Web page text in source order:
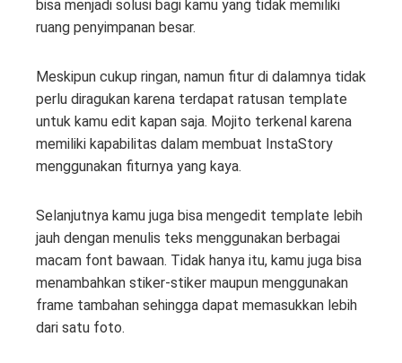
bisa menjadi solusi bagi kamu yang tidak memiliki
ruang penyimpanan besar.
Meskipun cukup ringan, namun fitur di dalamnya tidak
perlu diragukan karena terdapat ratusan template
untuk kamu edit kapan saja. Mojito terkenal karena
memiliki kapabilitas dalam membuat InstaStory
menggunakan fiturnya yang kaya.
Selanjutnya kamu juga bisa mengedit template lebih
jauh dengan menulis teks menggunakan berbagai
macam font bawaan. Tidak hanya itu, kamu juga bisa
menambahkan stiker-stiker maupun menggunakan
frame tambahan sehingga dapat memasukkan lebih
dari satu foto.